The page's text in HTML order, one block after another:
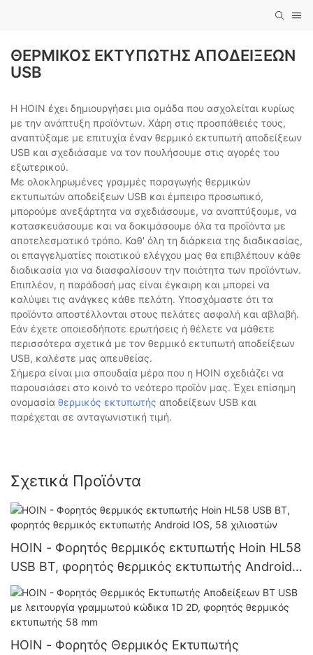
ΘΕΡΜΙΚΌΣ ΕΚΤΥΠΩΤΉΣ ΑΠΟΔΕΊΞΕΩΝ
USB
Η HOIN έχει δημιουργήσει μια ομάδα που ασχολείται κυρίως
με την ανάπτυξη προϊόντων. Χάρη στις προσπάθειές τους,
αναπτύξαμε με επιτυχία έναν θερμικό εκτυπωτή αποδείξεων
USB και σχεδιάσαμε να τον πουλήσουμε στις αγορές του
εξωτερικού.
Με ολοκληρωμένες γραμμές παραγωγής θερμικών
εκτυπωτών αποδείξεων USB και έμπειρο προσωπικό,
μπορούμε ανεξάρτητα να σχεδιάσουμε, να αναπτύξουμε, να
κατασκευάσουμε και να δοκιμάσουμε όλα τα προϊόντα με
αποτελεσματικό τρόπο. Καθ' όλη τη διάρκεια της διαδικασίας,
οι επαγγελματίες ποιοτικού ελέγχου μας θα επιβλέπουν κάθε
διαδικασία για να διασφαλίσουν την ποιότητα των προϊόντων.
Επιπλέον, η παράδοσή μας είναι έγκαιρη και μπορεί να
καλύψει τις ανάγκες κάθε πελάτη. Υποσχόμαστε ότι τα
προϊόντα αποστέλλονται στους πελάτες ασφαλή και αβλαβή.
Εάν έχετε οποιεσδήποτε ερωτήσεις ή θέλετε να μάθετε
περισσότερα σχετικά με τον θερμικό εκτυπωτή αποδείξεων
USB, καλέστε μας απευθείας.
Σήμερα είναι μια σπουδαία μέρα που η HOIN σχεδιάζει να
παρουσιάσει στο κοινό το νεότερο προϊόν μας. Έχει επίσημη
ονομασία θερμικός εκτυπωτής αποδείξεων USB και
παρέχεται σε ανταγωνιστική τιμή.
Σχετικά Προϊόντα
HOIN - Φορητός θερμικός εκτυπωτής Hoin HL58
USB BT, φορητός θερμικός εκτυπωτής Android
IOS, 58 χιλιοστών
HOIN - Φορητός Θερμικός Εκτυπωτής